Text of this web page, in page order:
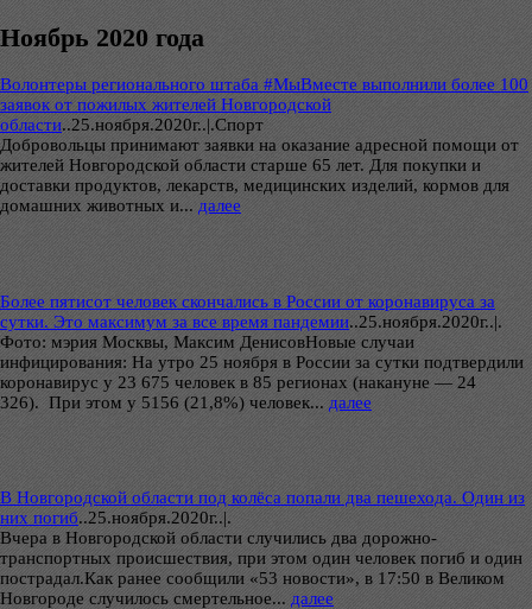
Ноябрь 2020 года
Волонтеры регионального штаба #МыВместе выполнили более 100
заявок от пожилых жителей Новгородской
области..25.ноября.2020г..|.Спорт
Добровольцы принимают заявки на оказание адресной помощи от
жителей Новгородской области старше 65 лет. Для покупки и
доставки продуктов, лекарств, медицинских изделий, кормов для
домашних животных и... далее
Более пятисот человек скончались в России от коронавируса за
сутки. Это максимум за все время пандемии..25.ноября.2020г..|.
Фото: мэрия Москвы, Максим ДенисовНовые случаи
инфицирования: На утро 25 ноября в России за сутки подтвердили
коронавирус у 23 675 человек в 85 регионах (накануне — 24
326). При этом у 5156 (21,8%) человек... далее
В Новгородской области под колёса попали два пешехода. Один из
них погиб..25.ноября.2020г..|.
Вчера в Новгородской области случились два дорожно-
транспортных происшествия, при этом один человек погиб и один
пострадал.Как ранее сообщили «53 новости», в 17:50 в Великом
Новгороде случилось смертельное... далее